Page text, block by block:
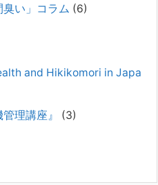
セスの仕方や問題解決に取り組ん
だい」必見②きょうだ
ンのうち、弊社の相談で多い事例
い」コラム (6)
and Hikikomori in Japa
理講座』
(3)